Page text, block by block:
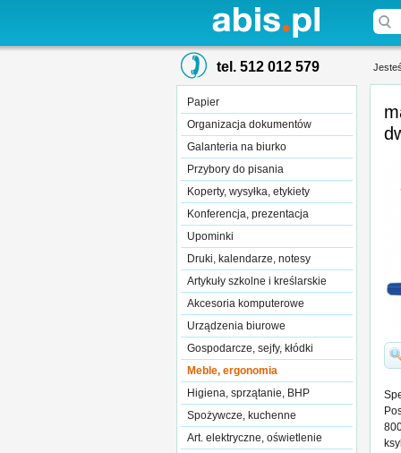
tel. 512 012 579
Papier
Organizacja dokumentów
Galanteria na biurko
Przybory do pisania
Koperty, wysyłka, etykiety
Konferencja, prezentacja
Upominki
Druki, kalendarze, notesy
Artykuły szkolne i kreślarskie
Akcesoria komputerowe
Urządzenia biurowe
Gospodarcze, sejfy, kłódki
Meble, ergonomia
Higiena, sprzątanie, BHP
Spożywcze, kuchenne
Art. elektryczne, oświetlenie